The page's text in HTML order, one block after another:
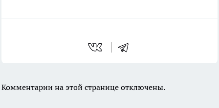
Комментарии на этой странице отключены.